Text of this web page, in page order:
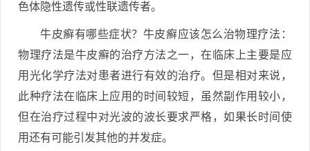
色体隐性遗传或性联遗传者。
牛皮癣有哪些症状？牛皮癣应该怎么治物理疗法：
物理疗法是牛皮癣的治疗方法之一，在临床上主要是应
用光化学疗法对患者进行有效的治疗。但是相对来说，
此种疗法在临床上应用的时间较短，虽然副作用较小，
但在治疗过程中对光波的波长要求严格，如果长时间使
用还有可能引发其他的并发症。